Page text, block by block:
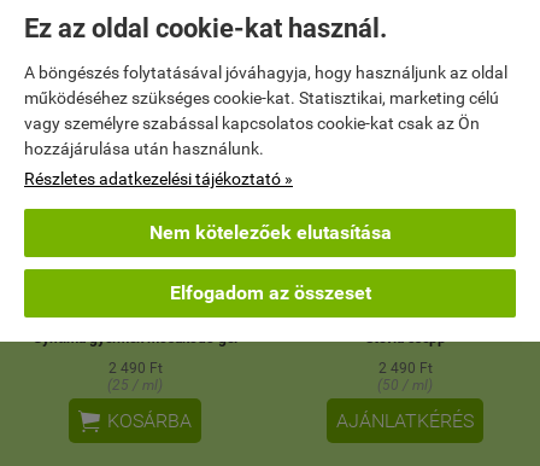
Ez az oldal cookie-kat használ.
A böngészés folytatásával jóváhagyja, hogy használjunk az oldal
működéséhez szükséges cookie-kat. Statisztikai, marketing célú
vagy személyre szabással kapcsolatos cookie-kat csak az Ön
hozzájárulása után használunk.
Részletes adatkezelési tájékoztató »
Nem kötelezőek elutasítása
Elfogadom az összeset
ÚJ
2 490 Ft
(25 / ml)
 KOSÁRBA
2 490 Ft
(50 / ml)
AJÁNLATKÉRÉS